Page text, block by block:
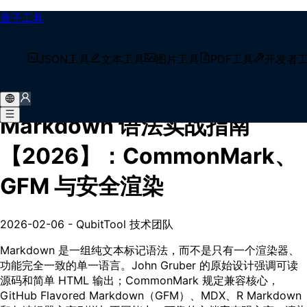
量子工具
JSON工具 文本工具 图片工具 PDF工具 开发者
/
GFM 与安全渲染
Markdown 语法实战指南
【2026】：CommonMark、
GFM 与安全渲染
2026-02-06 - QubitTool 技术团队
Markdown 是一组纯文本标记语法，而不是只有一个渲染器、
功能完全一致的单一语言。John Gruber 的原始设计强调可读
源码和简单 HTML 输出；CommonMark 规定兼容核心，
GitHub Flavored Markdown（GFM）、MDX、R Markdown